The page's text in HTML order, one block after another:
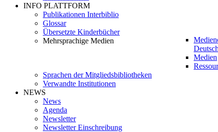
INFO PLATTFORM
Publikationen Interbiblio
Glossar
Übersetzte Kinderbücher
Mehrsprachige Medien
Medien
Sprachen der Mitgliedsbibliotheken
Verwandte Institutionen
NEWS
News
Agenda
Newsletter
Newsletter Einschreibung